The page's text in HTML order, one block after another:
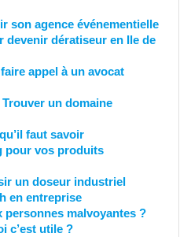
son agence événementielle
devenir dératiseur en Ile de
appel à un avocat
un domaine
faut savoir
pour vos produits
un doseur industriel
en entreprise
personnes malvoyantes ?
c’est utile ?